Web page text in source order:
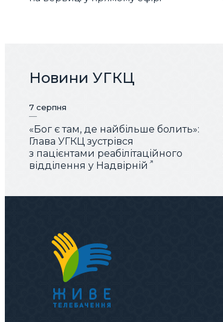
Новини УГКЦ
7 серпня
«Бог є там, де найбільше болить»:
Глава УГКЦ зустрівся
з пацієнтами реабілітаційного
відділення у Надвірній